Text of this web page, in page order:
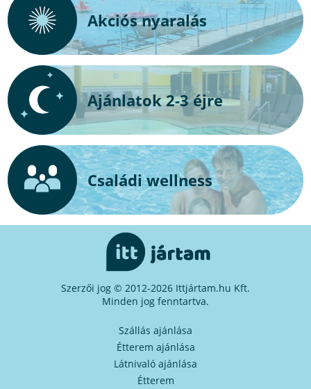
Akciós nyaralás
Ajánlatok 2-3 éjre
Családi wellness
Szerzői jog © 2012-2026 Ittjártam.hu Kft.
Minden jog fenntartva.
Szállás ajánlása
Étterem ajánlása
Látnivaló ajánlása
Étterem